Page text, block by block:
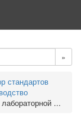
»
стандартов
...